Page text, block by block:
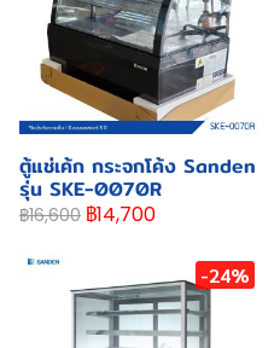
ตู้แช่เค้ก กระจกโค้ง Sanden
รุ่น SKE-0070R
฿16,600 ฿14,700
-24%